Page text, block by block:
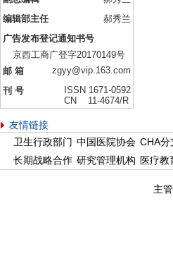
编辑部主任
郝秀兰
广告发布登记通知书号
京西工商广登字20170149号
邮 箱
zgyy@vip.163.com
刊 号
ISSN 1671-0592
CN 11-4674/R
友情链接
卫生行政部门 中国医院协会 CHA分
长期战略合作 研究管理机构 医疗教
主